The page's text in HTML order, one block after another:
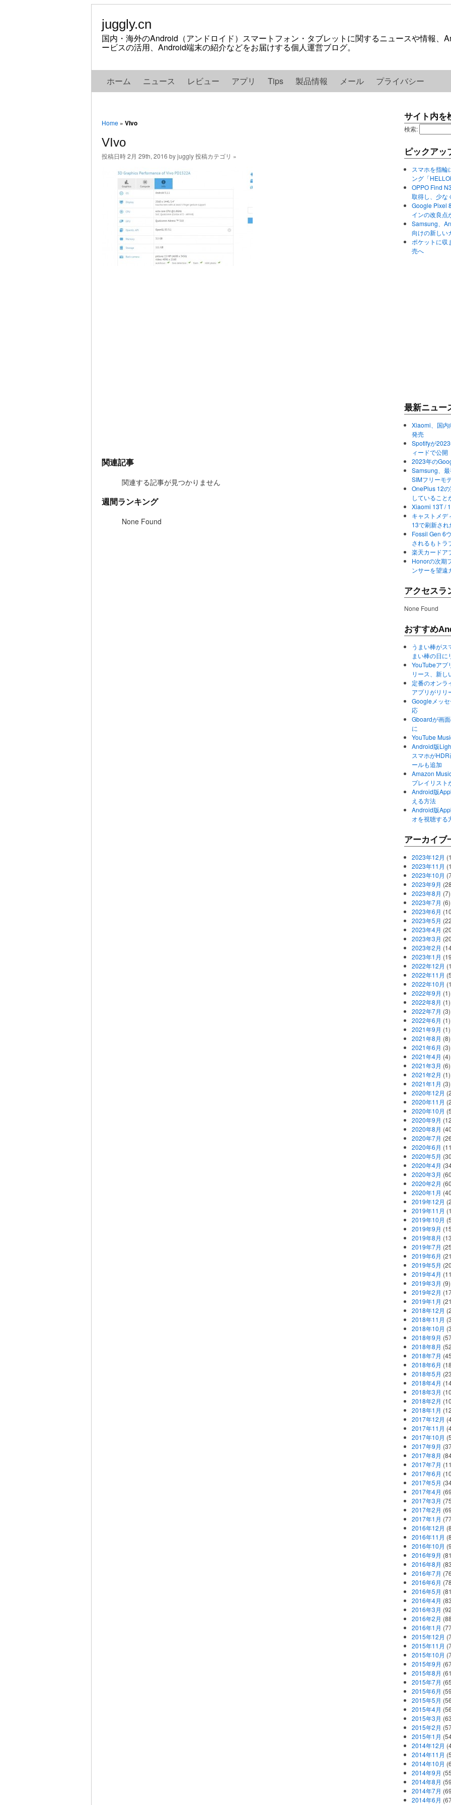
juggly.cn
国内・海外のAndroid（アンドロイド）スマートフォン・タブレットに関するニュースや情報、
ービスの活用、Android端末の紹介などをお届けする個人運営ブログ。
ホーム ニュース レビュー アプリ Tips 製品情報 メール プライバシー
Home » VIvo
VIvo
投稿日時 2月 29th, 2016 by juggly 投稿カテゴリ »
関連記事
関連する記事が見つかりません
週間ランキング
None Found
サイト内を
検索:
ピックアッ
スマホを指輪
ング「
OPPO Find
取得し、少な
Google Pixel
インの改良点
Samsung、
向けの新しい
ポケットに収
売へ
最新ニュー
Xiaomi、国内
発売
Spotifyが
ィードで公開
2023年の
Samsung、
SIMフリーモ
OnePlus 12
していること
Xiaomi 13T /
キャストメデ
13で刷新さ
Fossil Gen 6
されるもトラ
楽天カードア
Honorの次期
ンサーを望遠
アクセスラ
None Found
おすすめ
うまい棒がス
まい棒の日に
YouTubeアプ
リース、新し
定番のオンラ
アプリがリリ
Googleメッ
応
Gboardが画
に
YouTube
Android版
スマホが
ールも追加
Amazon
プレイリスト
Android版
える方法
Android版
オを視聴する
アーカイブ
2023年12月
2023年11月
2023年10月
2023年9月
2023年8月 (7)
2023年7月 (6)
2023年6月
2023年5月
2023年4月
2023年3月
2023年2月
2023年1月
2022年12月
2022年11月
2022年10月
2022年9月 (1)
2022年8月 (1)
2022年7月 (3)
2022年6月 (1)
2021年9月 (1)
2021年8月 (8)
2021年6月 (3)
2021年4月 (4)
2021年3月 (6)
2021年2月 (1)
2021年1月 (3)
2020年12月
2020年11月
2020年10月
2020年9月
2020年8月
2020年7月
2020年6月
2020年5月
2020年4月
2020年3月
2020年2月
2020年1月
2019年12月
2019年11月
2019年10月
2019年9月
2019年8月
2019年7月
2019年6月
2019年5月
2019年4月
2019年3月 (9)
2019年2月
2019年1月
2018年12月
2018年11月
2018年10月
2018年9月
2018年8月
2018年7月
2018年6月
2018年5月
2018年4月
2018年3月
2018年2月
2018年1月
2017年12月
2017年11月
2017年10月
2017年9月
2017年8月
2017年7月
2017年6月
2017年5月
2017年4月
2017年3月
2017年2月
2017年1月
2016年12月
2016年11月
2016年10月
2016年9月
2016年8月
2016年7月
2016年6月
2016年5月
2016年4月
2016年3月
2016年2月
2016年1月
2015年12月
2015年11月
2015年10月
2015年9月
2015年8月
2015年7月
2015年6月
2015年5月
2015年4月
2015年3月
2015年2月
2015年1月
2014年12月
2014年11月
2014年10月
2014年9月
2014年8月
2014年7月
2014年6月